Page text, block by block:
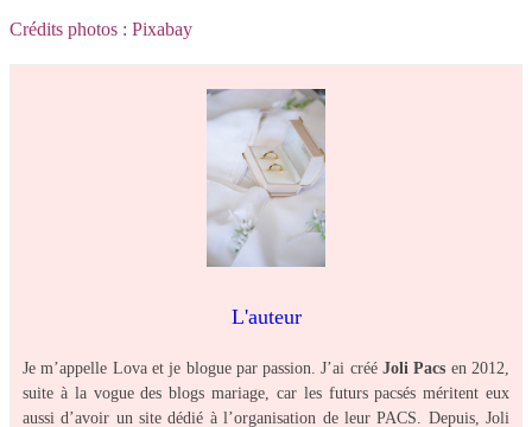
Crédits photos : Pixabay
L'auteur
Je m’appelle Lova et je blogue par passion. J’ai crééJoli Pacs en 2012,
suite à la vogue des blogs mariage, car les futurs pacsés méritent eux
aussi d’avoir un site dédié à l’organisation de leur PACS. Depuis, Joli